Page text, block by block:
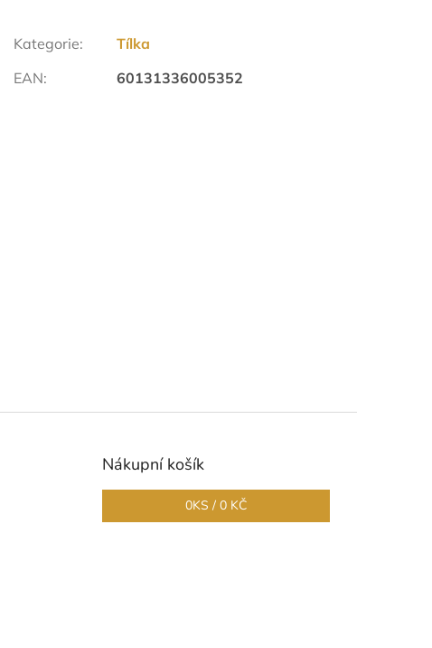
Kategorie:
Tílka
EAN: 60131336005352
Nákupní košík
0KS / 0 KČ